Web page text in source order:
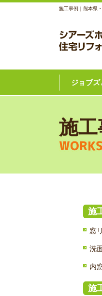
施工事例｜熊本県
ジョブズ
施工
WORKS
施
窓
洗
内
施